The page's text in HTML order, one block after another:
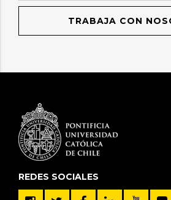
TRABAJA CON
REDES SOCIALES